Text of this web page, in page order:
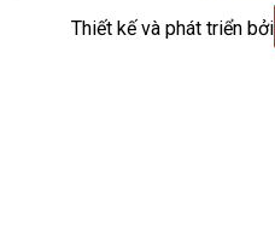
Thiết kế và phát triển bởi